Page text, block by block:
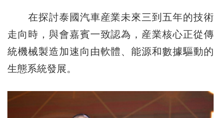
在探討泰國汽車産業未來三到五年的技術
走向時，與會嘉賓一致認為，産業核心正從傳
統機械製造加速向由軟體、能源和數據驅動的
生態系統發展。